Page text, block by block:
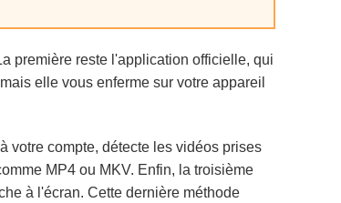
première reste l'application officielle, qui
elle vous enferme sur votre appareil
votre compte, détecte les vidéos prises
MP4 ou MKV. Enfin, la troisième
à l'écran. Cette dernière méthode